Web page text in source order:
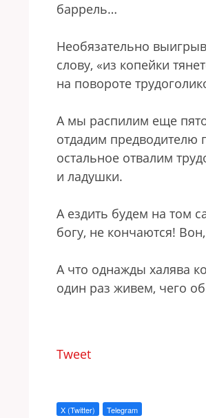
баррель…
Необязательно
слову, «из копейки
на повороте
А мы распилим еще
отдадим предводителю
остальное отвалим
и ладушки.
А ездить будем на том
богу, не кончаются!
А что однажды халява
один раз живем, чего
Tweet
X (Twitter) Telegram